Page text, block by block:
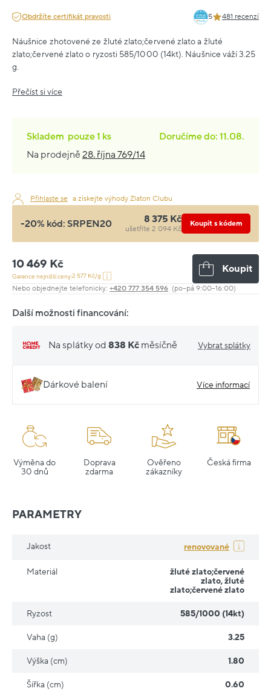
Obdržíte certifikát pravosti 5 481 recenzí
Náušnice zhotovené ze žluté zlato;červené zlato a žluté
zlato;červené zlato o ryzosti 585/1000 (14kt). Náušnice váží 3.25
g.
Přečíst si více
Skladem pouze1 ks
Doručíme do: 11.08.
Na prodejně28. října 769/14
Přihlaste se a získejte výhody Zlaton Clubu
-20% kód: SRPEN20 8 375 Kč
ušetříte 2 094 Kč
Koupit s kódem
10 469 Kč
Garance nejnižší ceny:2 577 Kč/g
Koupit
Nebo objednejte telefonicky: +420 777 354 596 (po–pá 9:00–16:00)
Další možnosti financování:
Na splátky od 838 Kč měsíčně Vybrat splátky
Dárkové balení Více informací
Výměna do
30 dnů
Doprava
zdarma
Ověřeno
zákazníky
Česká firma
PARAMETRY
Jakost renovované
Materiál
žluté zlato;červené
zlato, žluté
zlato;červené zlato
Ryzost 585/1000 (14kt)
Vaha (g) 3.25
Výška (cm) 1.80
Šířka (cm) 0.60